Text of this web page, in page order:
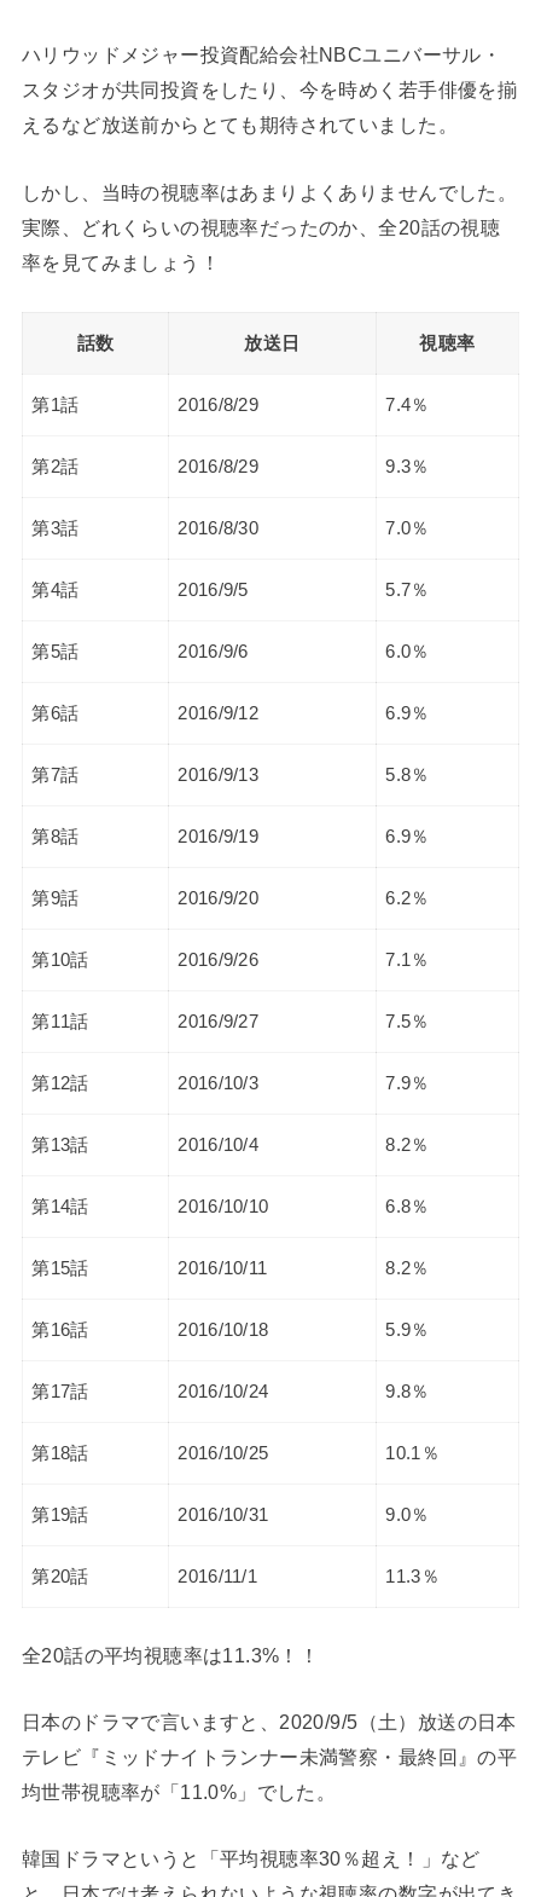
ハリウッドメジャー投資配給会社NBCユニバーサル・
スタジオが共同投資をしたり、今を時めく若手俳優を揃
えるなど放送前からとても期待されていました。
しかし、当時の視聴率はあまりよくありませんでした。
実際、どれくらいの視聴率だったのか、全20話の視聴
率を見てみましょう！
話数 放送日 視聴率
第1話 2016/8/29 7.4％
第2話 2016/8/29 9.3％
第3話 2016/8/30 7.0％
第4話 2016/9/5 5.7％
第5話 2016/9/6 6.0％
第6話 2016/9/12 6.9％
第7話 2016/9/13 5.8％
第8話 2016/9/19 6.9％
第9話 2016/9/20 6.2％
第10話 2016/9/26 7.1％
第11話 2016/9/27 7.5％
第12話 2016/10/3 7.9％
第13話 2016/10/4 8.2％
第14話 2016/10/10 6.8％
第15話 2016/10/11 8.2％
第16話 2016/10/18 5.9％
第17話 2016/10/24 9.8％
第18話 2016/10/25 10.1％
第19話 2016/10/31 9.0％
第20話 2016/11/1 11.3％
全20話の平均視聴率は11.3%！！
日本のドラマで言いますと、2020/9/5（土）放送の日本
テレビ『ミッドナイトランナー未満警察・最終回』の平
均世帯視聴率が「11.0%」でした。
韓国ドラマというと「平均視聴率30％超え！」など